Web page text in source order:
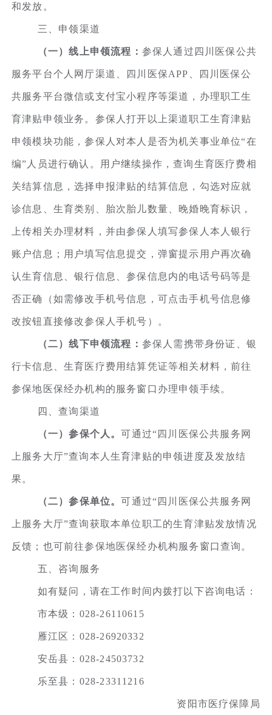
和发放。
三、申领渠道
（一）线上申领流程： 参保人通过四川医保公共
服务平台个人网厅渠道、四川医保APP、四川医保公
共服务平台微信或支付宝小程序等渠道，办理职工生
育津贴申领业务。参保人打开以上渠道职工生育津贴
申领模块功能，参保人对本人是否为机关事业单位“在
编”人员进行确认。用户继续操作，查询生育医疗费相
关结算信息，选择申报津贴的结算信息，勾选对应就
诊信息、生育类别、胎次胎儿数量、晚婚晚育标识，
上传相关办理材料，并由参保人填写参保人本人银行
账户信息；用户填写信息提交，弹窗提示用户再次确
认生育信息、银行信息、参保信息内的电话号码等是
否正确（如需修改手机号信息，可点击手机号信息修
改按钮直接修改参保人手机号）。
（二）线下申领流程： 参保人需携带身份证、银
行卡信息、生育医疗费用结算凭证等相关材料，前往
参保地医保经办机构的服务窗口办理申领手续。
四、查询渠道
（一）参保个人。可通过“四川医保公共服务网
上服务大厅”查询本人生育津贴的申领进度及发放结
果。
（二）参保单位。可通过“四川医保公共服务网
上服务大厅”查询获取本单位职工的生育津贴发放情况
反馈；也可前往参保地医保经办机构服务窗口查询。
五、咨询服务
如有疑问，请在工作时间内拨打以下咨询电话：
市本级：028-26110615
雁江区：028-26920332
安岳县：028-24503732
乐至县：028-23311216
资阳市医疗保障局